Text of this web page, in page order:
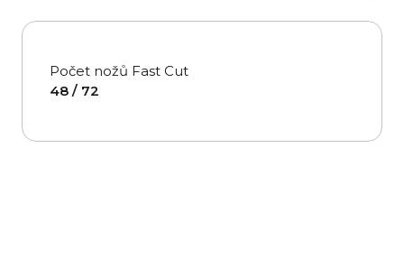
Počet nožů Fast Cut
48 / 72